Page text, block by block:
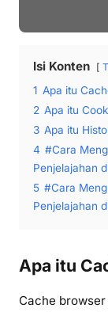
Isi Konten
1 Apa itu
2 Apa itu
3 Apa itu
4 #Cara
Penjelajahan
5 #Cara
Penjelajahan
Apa itu
Cache